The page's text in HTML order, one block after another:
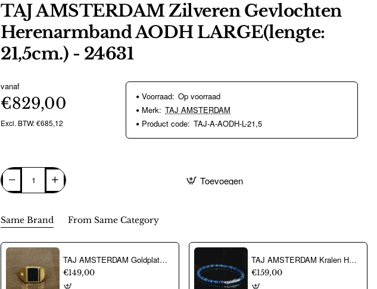
TAJ AMSTERDAM Zilveren Gevlochten
Herenarmband AODH LARGE(lengte:
21,5cm.) - 24631
vanaf
€829,00
Excl. BTW: €685,12
Voorraad: Op voorraad
Merk: TAJ AMSTERDAM
Product code: TAJ-A-AODH-L-21,5
Toevoegen
Same Brand From Same Category
TAJ AMSTERDAM Goldplated Herenring Adofo met ONYX (mt19,5) - " Krijger" > staat symbool voor kracht - 22222
€149,00
TAJ AMSTERDAM Kralen Herenarmband Nhean met Lapis Lazuli (maat SM: 20,5cm) - 23262
€159,00